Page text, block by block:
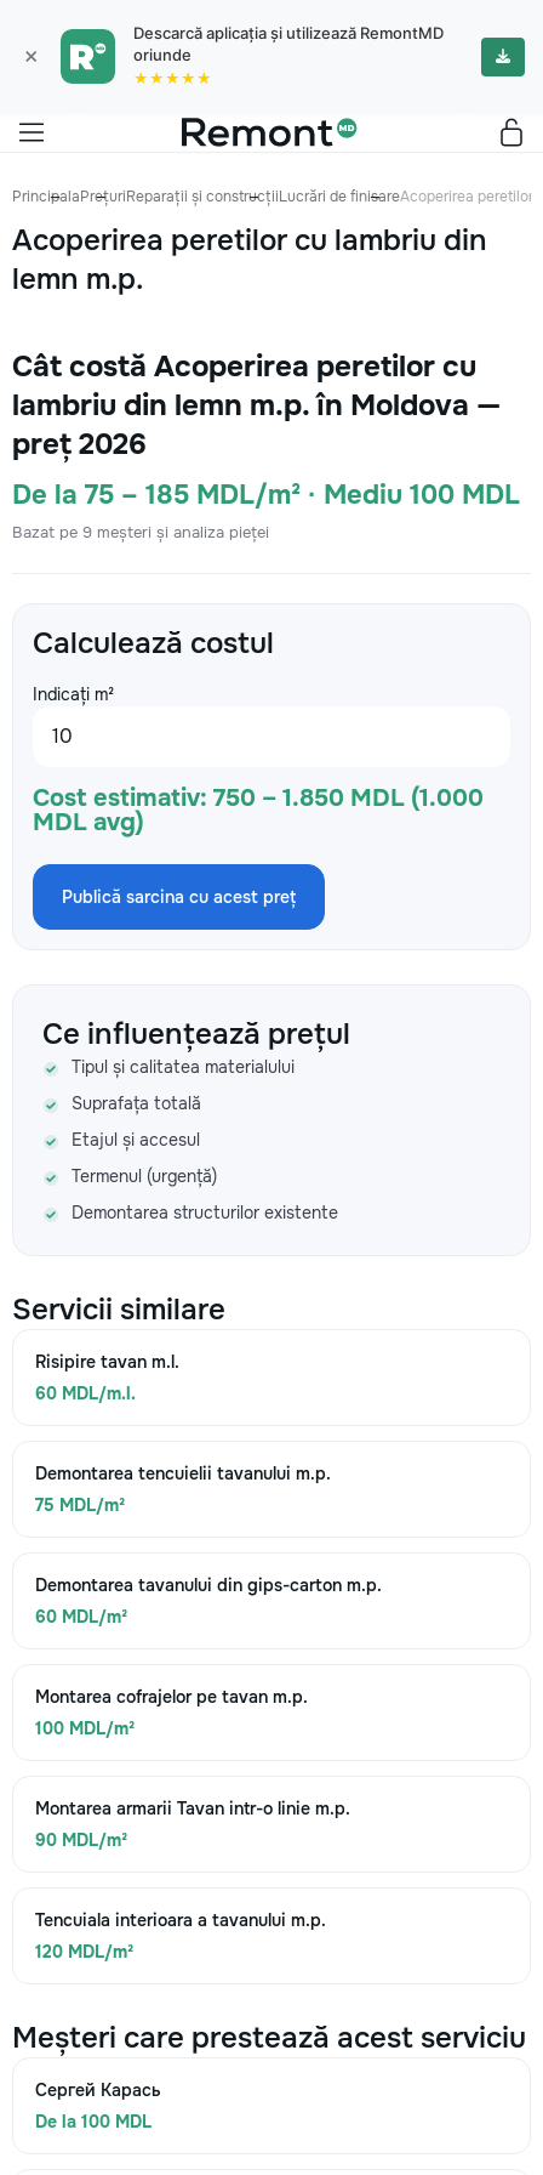
×
Descarcă aplicația și utilizează RemontMD
oriunde
★★★★★
PrincipalaPrețuriReparații și construcțiiLucrări de finisareAcoperirea peretilor
Acoperirea peretilor cu lambriu din
lemn m.p.
Cât costă Acoperirea peretilor cu
lambriu din lemn m.p. în Moldova —
preț 2026
De la 75 – 185 MDL/m² · Mediu 100 MDL
Bazat pe 9 meșteri și analiza pieței
Calculează costul
Indicați m²
Cost estimativ: 750 – 1.850 MDL (1.000
MDL avg)
Publică sarcina cu acest preț
Ce influențează prețul
Tipul și calitatea materialului
Suprafața totală
Etajul și accesul
Termenul (urgență)
Demontarea structurilor existente
Servicii similare
Risipire tavan m.l.
60 MDL/m.l.
Demontarea tencuielii tavanului m.p.
75 MDL/m²
Demontarea tavanului din gips-carton m.p.
60 MDL/m²
Montarea cofrajelor pe tavan m.p.
100 MDL/m²
Montarea armarii Tavan intr-o linie m.p.
90 MDL/m²
Tencuiala interioara a tavanului m.p.
120 MDL/m²
Meșteri care prestează acest serviciu
Сергей Карась
De la 100 MDL